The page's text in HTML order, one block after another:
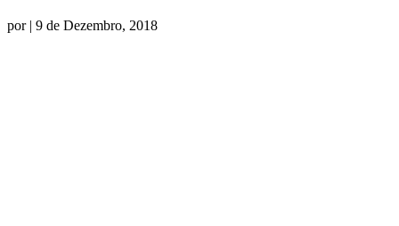
por | 9 de Dezembro, 2018